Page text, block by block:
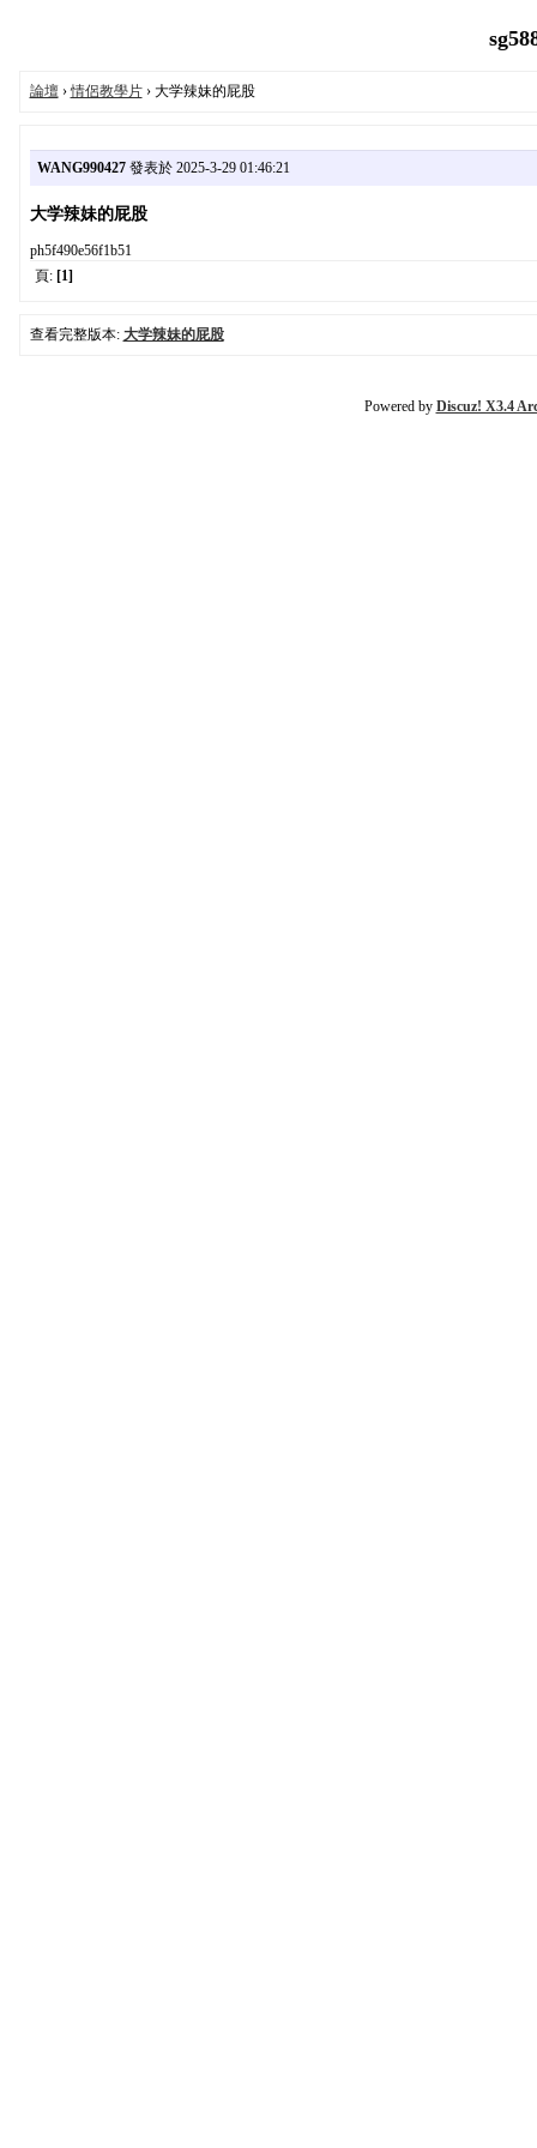
論壇›情侶教學片› 大学辣妹的屁股
WANG990427發表於 2025-3-29 01:46:21
大学辣妹的屁股
ph5f490e56f1b51
頁: [1]
查看完整版本: 大学辣妹的屁股
Powered by Discuz! X3.4